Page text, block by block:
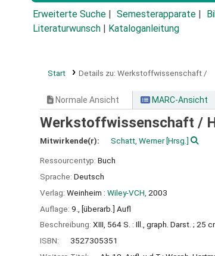
Erweiterte Suche Semesterapparate
Literaturwunsch
Kataloganleitung
Start Details zu: Werkstoffwissenschaft /
Normale Ansicht MARC-Ansicht
Werkstoffwissenschaft /
Mitwirkende(r): Schatt, Werner[Hrsg.]
Ressourcentyp: Buch
Sprache: Deutsch
Verlag: Weinheim : Wiley-VCH, 2003
Auflage: 9., [überarb.] Aufl
Beschreibung: XIII, 564 S. : Ill., graph. Darst. ; 25
ISBN:
3527305351